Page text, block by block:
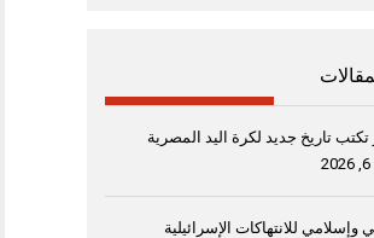
تاريخ جديد لكرة اليد المصرية
للانتهاكات الإسرائيلية